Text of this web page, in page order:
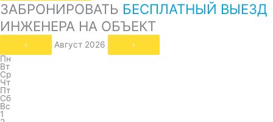
ЗАБРОНИРОВАТЬ БЕСПЛАТНЫЙ ВЫЕЗД
ИНЖЕНЕРА НА ОБЪЕКТ
‹ Август 2026
›
Пн
Вт
Ср
Чт
Пт
Сб
Вс
1